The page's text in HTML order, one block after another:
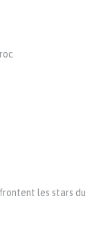
les stars du